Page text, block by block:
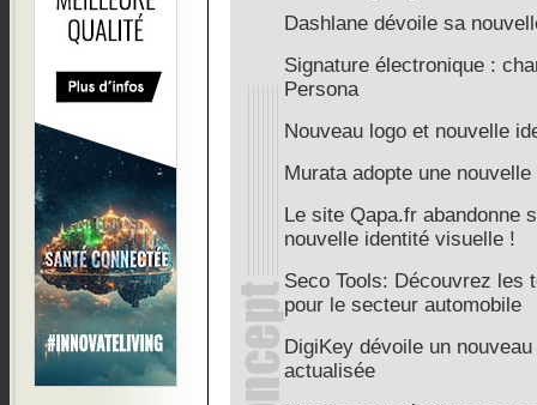
Dashlane dévoile sa
Signature électronique :
Persona
Nouveau logo et nouvelle
Murata adopte une
Le site Qapa.fr abandonne
nouvelle identité visuelle !
Seco Tools: Découvrez les
pour le secteur automobile
DigiKey dévoile un
actualisée